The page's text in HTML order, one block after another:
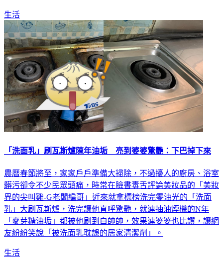
生活
「洗面乳」刷瓦斯爐陳年油垢 亮到婆婆驚艷：下巴掉下來
農曆春節將至，家家戶戶準備大掃除，不過擾人的廚房、浴室
髒污卻令不少民眾頭痛，時常在臉書毒舌評論美妝品的「美妝
界的尖叫雞-G老闆編哥」近來就拿標榜洗完零油光的「洗面
乳」大刷瓦斯爐，洗完讓他直呼驚艷，就連抽油煙機的N年
「麥芽糖油垢」都被他刷到白帥帥，效果連婆婆也比讚，讓網
友紛紛笑說「被洗面乳耽誤的居家清潔劑」。
生活